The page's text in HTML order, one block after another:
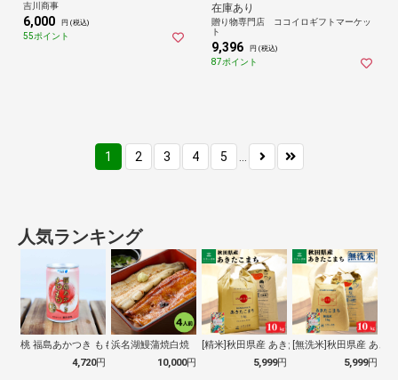
吉川商事
6,000 円 (税込)
55ポイント
在庫あり
贈り物専門店 ココイロギフトマーケッ
ト
9,396 円 (税込)
87ポイント
1 2 3 4 5
人気ランキング
桃 福島あかつき もも 160g缶 20…
4,720円
浜名湖鰻蒲焼白焼 4人前
10,000円
[精米]秋田県産 あきたこまち 令和7年…
5,999円
[無洗米]秋田県産 あき
5,999円